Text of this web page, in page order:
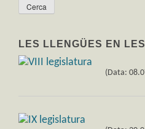
LES LLENGÜES EN
(Data: